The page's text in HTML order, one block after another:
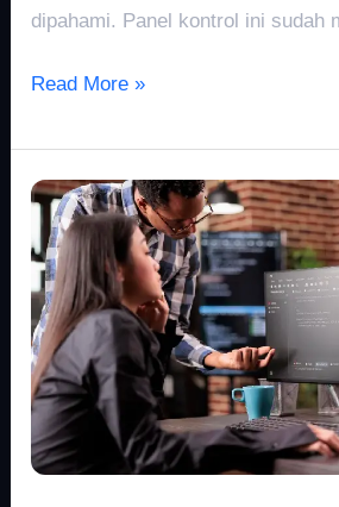
dipahami. Panel kontrol ini sudah
Read More »
Database
NoSQL:
Bedanya
Apa
Sih
dengan
Database
Relasional?